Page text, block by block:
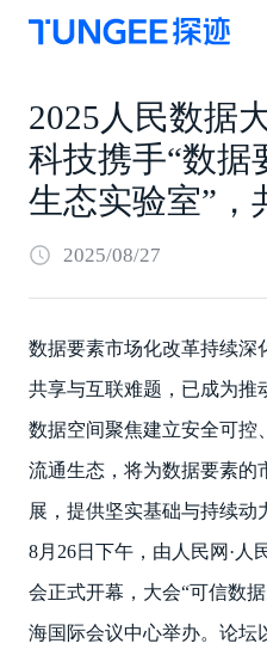
2025人民数据
科技携手“数据
生态实验室”，
2025/08/27
数据要素市场化改革持续深
共享与互联难题，已成为推
数据空间聚焦建立安全可控
流通生态，将为数据要素的
展，提供坚实基础与持续动
8月26日下午，由人民网·人
会正式开幕，大会“可信数
海国际会议中心举办。论坛